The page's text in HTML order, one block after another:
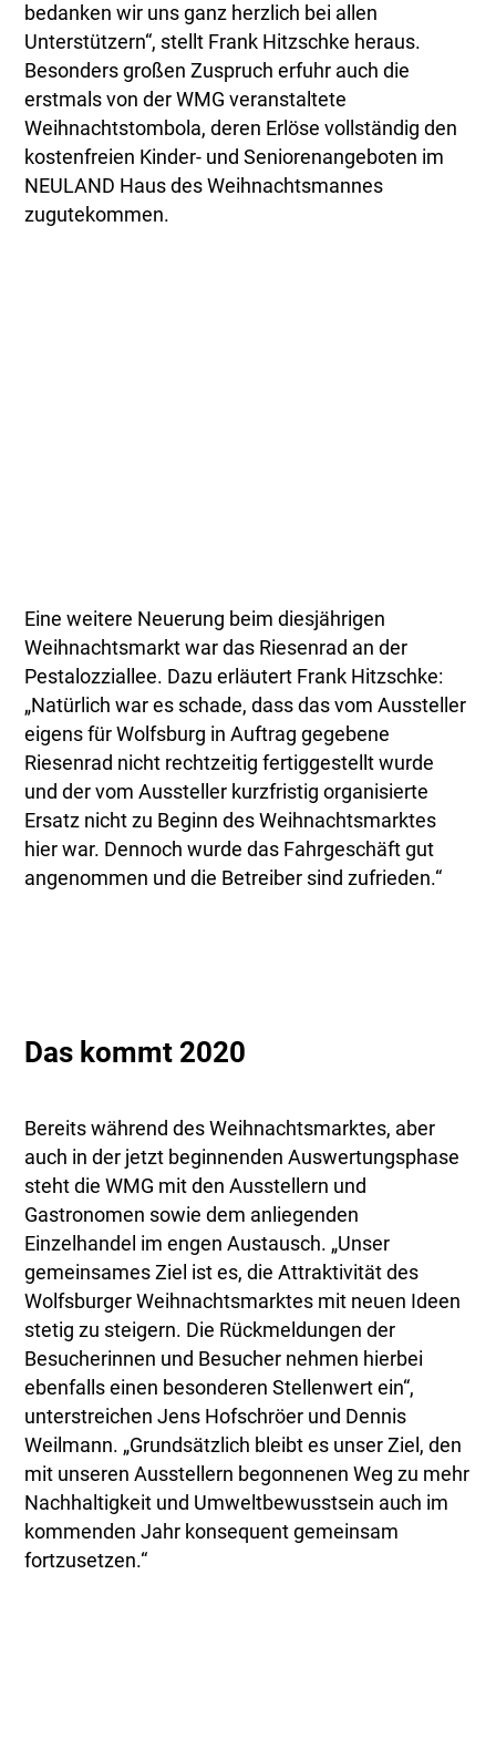
bedanken wir uns ganz herzlich bei allen
Unterstützern“, stellt Frank Hitzschke heraus.
Besonders großen Zuspruch erfuhr auch die
erstmals von der WMG veranstaltete
Weihnachtstombola, deren Erlöse vollständig den
kostenfreien Kinder- und Seniorenangeboten im
NEULAND Haus des Weihnachtsmannes
zugutekommen.
Eine weitere Neuerung beim diesjährigen
Weihnachtsmarkt war das Riesenrad an der
Pestalozziallee. Dazu erläutert Frank Hitzschke:
„Natürlich war es schade, dass das vom Aussteller
eigens für Wolfsburg in Auftrag gegebene
Riesenrad nicht rechtzeitig fertiggestellt wurde
und der vom Aussteller kurzfristig organisierte
Ersatz nicht zu Beginn des Weihnachtsmarktes
hier war. Dennoch wurde das Fahrgeschäft gut
angenommen und die Betreiber sind zufrieden.“
Das kommt 2020
Bereits während des Weihnachtsmarktes, aber
auch in der jetzt beginnenden Auswertungsphase
steht die WMG mit den Ausstellern und
Gastronomen sowie dem anliegenden
Einzelhandel im engen Austausch. „Unser
gemeinsames Ziel ist es, die Attraktivität des
Wolfsburger Weihnachtsmarktes mit neuen Ideen
stetig zu steigern. Die Rückmeldungen der
Besucherinnen und Besucher nehmen hierbei
ebenfalls einen besonderen Stellenwert ein“,
unterstreichen Jens Hofschröer und Dennis
Weilmann. „Grundsätzlich bleibt es unser Ziel, den
mit unseren Ausstellern begonnenen Weg zu mehr
Nachhaltigkeit und Umweltbewusstsein auch im
kommenden Jahr konsequent gemeinsam
fortzusetzen.“